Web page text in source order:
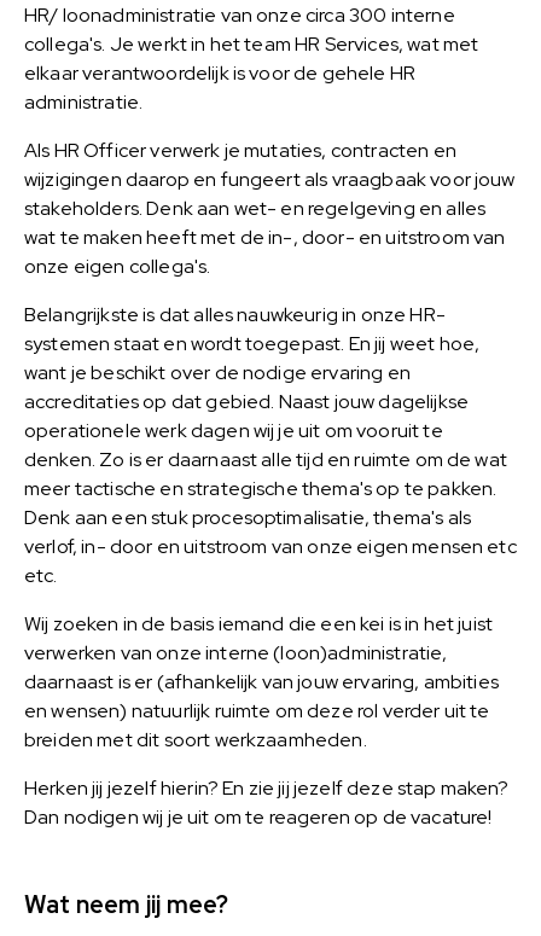
HR/ loonadministratie van onze circa 300 interne
collega's. Je werkt in het team HR Services, wat met
elkaar verantwoordelijk is voor de gehele HR
administratie.
Als HR Officer verwerk je mutaties, contracten en
wijzigingen daarop en fungeert als vraagbaak voor jouw
stakeholders. Denk aan wet- en regelgeving en alles
wat te maken heeft met de in-, door- en uitstroom van
onze eigen collega's.
Belangrijkste is dat alles nauwkeurig in onze HR-
systemen staat en wordt toegepast. En jij weet hoe,
want je beschikt over de nodige ervaring en
accreditaties op dat gebied. Naast jouw dagelijkse
operationele werk dagen wij je uit om vooruit te
denken. Zo is er daarnaast alle tijd en ruimte om de wat
meer tactische en strategische thema's op te pakken.
Denk aan een stuk procesoptimalisatie, thema's als
verlof, in- door en uitstroom van onze eigen mensen etc
etc.
Wij zoeken in de basis iemand die een kei is in het juist
verwerken van onze interne (loon)administratie,
daarnaast is er (afhankelijk van jouw ervaring, ambities
en wensen) natuurlijk ruimte om deze rol verder uit te
breiden met dit soort werkzaamheden.
Herken jij jezelf hierin? En zie jij jezelf deze stap maken?
Dan nodigen wij je uit om te reageren op de vacature!
Wat neem jij mee?